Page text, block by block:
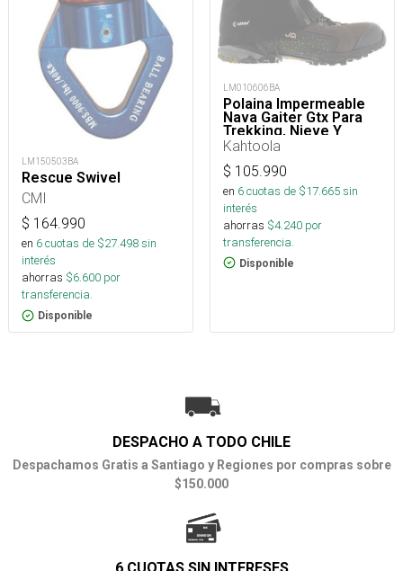
LM150503BA
Rescue Swivel
CMI
$ 164.990
en 6cuotas de $27.498sin
interés
ahorras $6.600 por
transferencia.
Disponible
LM010606BA
Polaina Impermeable
Nava Gaiter Gtx Para
Trekking, Nieve Y
Montaña
Kahtoola
$ 105.990
en 6cuotas de $17.665sin
interés
ahorras $4.240 por
transferencia.
Disponible
DESPACHO A TODO CHILE
Despachamos Gratis a Santiago y Regiones por compras sobre
$150.000